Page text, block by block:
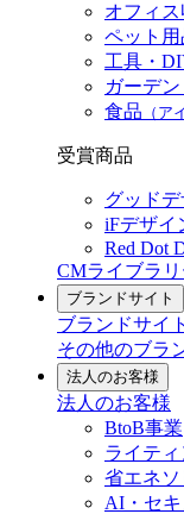
オフィ
ペット
工具・
ガーデ
食品 （ア
受賞商品
グッド
iFデザイ
Red Dot
CMライブラリ
ブランドサイト
ブランドサイト
その他のブラ
法人のお客様
法人のお客様
BtoB事業
ライテ
省エネ
AI・セ